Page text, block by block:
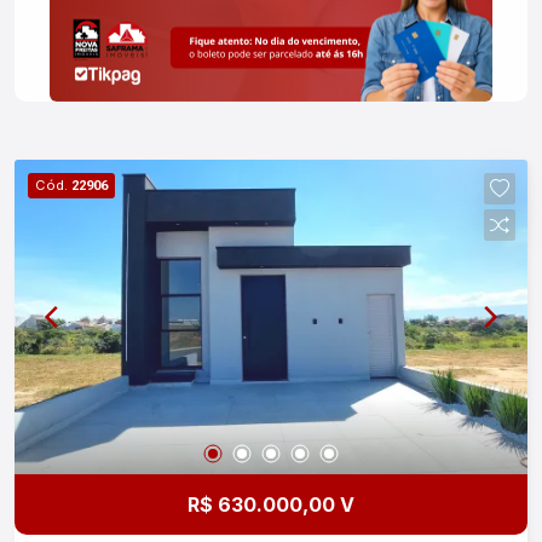
uma visita e faça o seu sonho se tornar
realidade!
Cód. 22906
R$ 630.000,00 V